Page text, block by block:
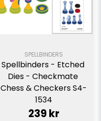
SPELLBINDERS
Spellbinders - Etched
Dies - Checkmate
Chess & Checkers S4-
1534
239 kr